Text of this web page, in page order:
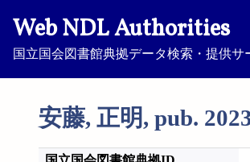
Web NDL Authorities
国立国会図書館典拠データ検索・提供サ
安藤, 正明, pub.